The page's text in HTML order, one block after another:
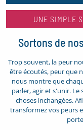
UNE SIMPLE
Sortons de
Trop souvent, la peur
être écoutés, peur que
nous montre que
parler, agir et s'unir. Le
choses inchangées.
transformez vos peurs